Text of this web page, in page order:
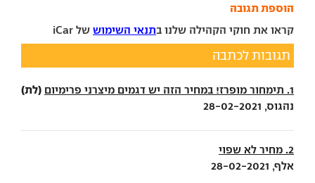
הוספת תגובה
קראו את חוקי הקהילה שלנו בתנאי השימוש של iCar
תגובות לכתבה
1. תימחור מופרז! במחיר הזה יש דגמים מיצרני פרימיום (לת)
נהגוס, 28-02-2021
2. מחיר לא שפוי
אלף, 28-02-2021